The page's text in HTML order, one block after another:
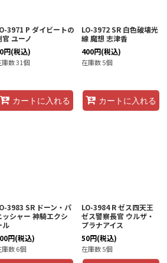
3971 P ダイビートの
官 ユーノ
円(税込)
庫数 31個
カートに入れる
LO-3972 SR 白色破壊光
線 魔想 志津香
400円(税込)
在庫数 5個
カートに入れる
3983 SR ドーン・パ
ッシャー 神騎エクシ
ル
円(税込)
庫数 6個
LO-3984 R ゼス四天王
ゼス警察長官 ウルザ・
プラナアイス
50円(税込)
在庫数 5個